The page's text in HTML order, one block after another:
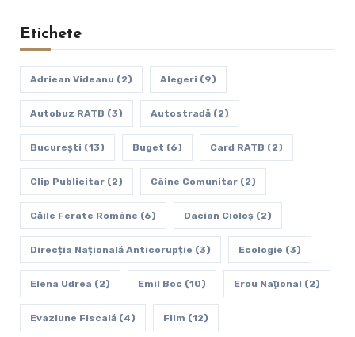
Etichete
Adriean Videanu (2) Alegeri (9)
Autobuz RATB (3) Autostradă(2)
Bucureşti (13) Buget (6) Card RATB (2)
Clip Publicitar(2) Câine Comunitar(2)
Căile Ferate Române (6) Dacian Cioloș(2)
Direcția Națională Anticorupție (3) Ecologie (3)
Elena Udrea (2) Emil Boc (10) Erou Naţional (2)
Evaziune Fiscală(4) Film (12)